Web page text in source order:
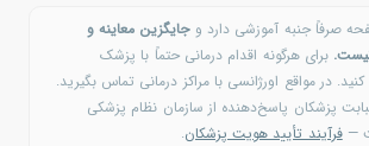
صرفاً جنبه آموزشی دارد وجایگزین معاینه و
برای هرگونه اقدام درمانی حتماً با پزشک
در مواقع اورژانسی با مراکز درمانی تماس بگیرید.
پزشکان پاسخ‌دهنده از سازمان نظام پزشکی
—فرآیند تأیید هویت پزشکان.